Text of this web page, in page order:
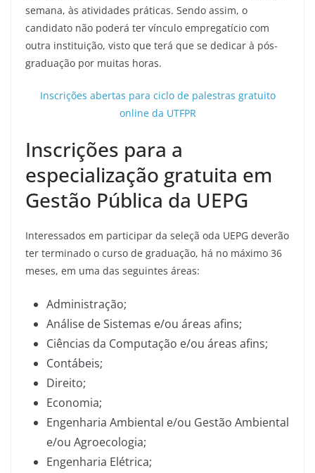
semana, às atividades práticas. Sendo assim, o
candidato não poderá ter vínculo empregatício com
outra instituição, visto que terá que se dedicar à pós-
graduação por muitas horas.
Inscrições abertas para ciclo de palestras gratuito
online da UTFPR
Inscrições para a
especialização gratuita em
Gestão Pública da UEPG
Interessados em participar da seleçã oda UEPG deverão
ter terminado o curso de graduação, há no máximo 36
meses, em uma das seguintes áreas:
Administração;
Análise de Sistemas e/ou áreas afins;
Ciências da Computação e/ou áreas afins;
Contábeis;
Direito;
Economia;
Engenharia Ambiental e/ou Gestão Ambiental
e/ou Agroecologia;
Engenharia Elétrica;